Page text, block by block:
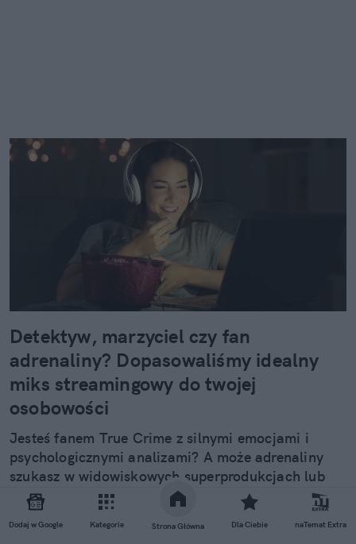
Dodaj w Google Kategorie Strona Główna Dla Ciebie naTemat Extra
Detektyw, marzyciel czy fan
adrenaliny? Dopasowaliśmy idealny
miks streamingowy do twojej
osobowości
Jesteś fanem True Crime z silnymi emocjami i
psychologicznymi analizami? A może adrenaliny
szukasz w widowiskowych superprodukcjach lub
sportowych wydarzeniach? Albo jako np. rodzic na
etacie preferujesz lekkie kino komediowe i
obyczajowe? Sprawdzamy, jaki miks streamingowy